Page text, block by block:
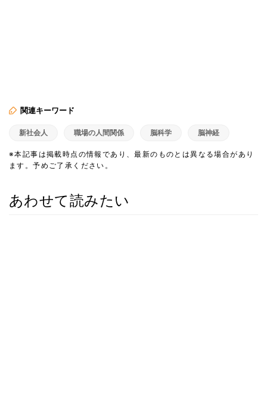
関連キーワード
新社会人 職場の人間関係 脳科学 脳神経
※本記事は掲載時点の情報であり、最新のものとは異なる場合があり
ます。予めご了承ください。
あわせて読みたい